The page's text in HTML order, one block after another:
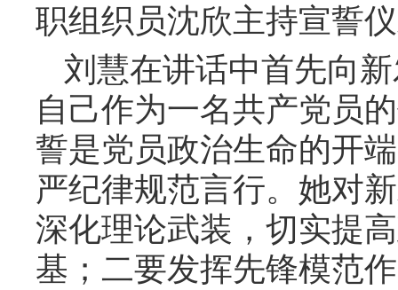
职组织员沈欣主持宣誓
刘慧在讲话中首先向
自己作为一名共产党员
誓是党员政治生命的开
严纪律规范言行。她对
深化理论武装，切实提
基；二要发挥先锋模范